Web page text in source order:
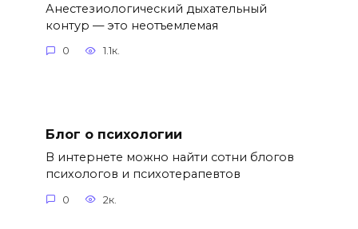
Анестезиологический дыхательный
контур — это неотъемлемая
0 1.1к.
Блог о психологии
В интернете можно найти сотни блогов
психологов и психотерапевтов
0 2к.